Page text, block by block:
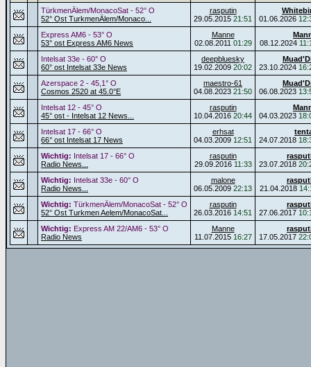
TürkmenÄlem/MonacoSat - 52° O
52° Ost TurkmenÄlem/Monaco...
rasputin
29.05.2015 21:51
01.06.2026
Express AM6 - 53° O
53° ost Express AM6 News
Manne
02.08.2011 01:29
08.12.2024
Intelsat 33e - 60° O
60° ost Intelsat 33e News
deepbluesky
19.02.2009 20:02
23.10.2024
Azerspace 2 - 45,1° O
Cosmos 2520 at 45.0°E
maestro-61
04.08.2023 21:50
06.08.2023
Intelsat 12 - 45° O
45° ost - Intelsat 12 News...
rasputin
10.04.2016 20:44
04.03.2023
Intelsat 17 - 66° O
66° ost Intelsat 17 News
erhsat
04.03.2009 12:51
24.07.2018
Wichtig: Intelsat 17 - 66° O
Radio News...
rasputin
29.09.2016 11:33
23.07.2018
Wichtig: Intelsat 33e - 60° O
Radio News...
malone
06.05.2009 22:13
21.04.2018
Wichtig: TürkmenÄlem/MonacoSat - 52° O
52° Ost Turkmen Aelem/MonacoSat...
rasputin
26.03.2016 14:51
27.06.2017
Wichtig: Express AM 22/AM6 - 53° O
Radio News
Manne
11.07.2015 16:27
17.05.2017